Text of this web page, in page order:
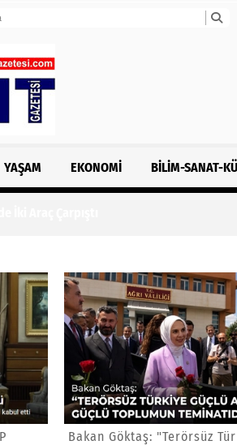
YAŞAM EKONOMI BILIM-SANAT-
Bakan Göktaş: "Terörsüz